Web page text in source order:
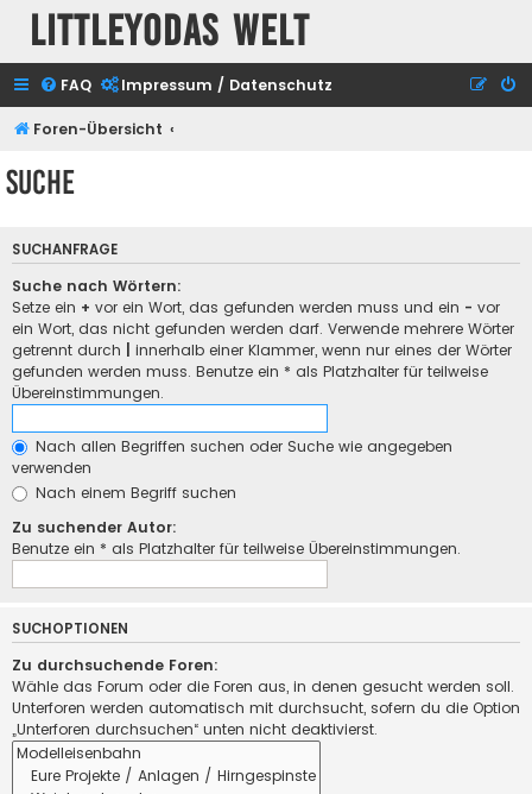
Littleyodas Welt
FAQ Impressum / Datenschutz
Foren-Übersicht
Suche
SUCHANFRAGE
Suche nach Wörtern:
Setze ein + vor ein Wort, das gefunden werden muss und ein - vor
ein Wort, das nicht gefunden werden darf. Verwende mehrere Wörter
getrennt durch
innerhalb einer Klammer, wenn nur eines der Wörter
gefunden werden muss. Benutze ein * als Platzhalter für teilweise
Übereinstimmungen.
Nach allen Begriffen suchen oder Suche wie angegeben
verwenden
Nach einem Begriff suchen
Zu suchender Autor:
Benutze ein * als Platzhalter für teilweise Übereinstimmungen.
SUCHOPTIONEN
Zu durchsuchende Foren:
Wähle das Forum oder die Foren aus, in denen gesucht werden soll.
Unterforen werden automatisch mit durchsucht, sofern du die Option
„Unterforen durchsuchen“ unten nicht deaktivierst.